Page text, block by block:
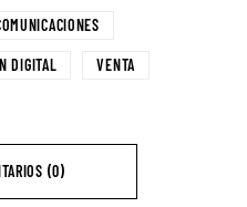
DIGITAL VENTA
(0)